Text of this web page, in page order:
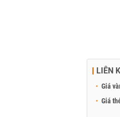
LIÊN
Giá
Giá